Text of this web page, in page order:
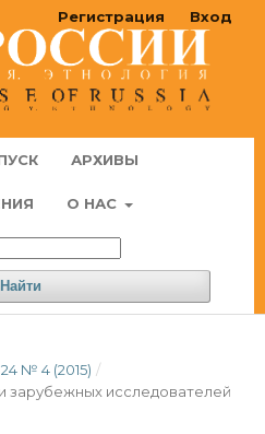
АРХИВЫ
О НАС
Найти
Регистрация Вход
№ 4 (2015) /
зарубежных исследователей